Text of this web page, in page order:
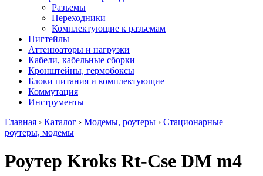
Разъемы
Переходники
Комплектующие к разъемам
Пигтейлы
Аттенюаторы и нагрузки
Кабели, кабельные сборки
Кронштейны, гермобоксы
Блоки питания и комплектующие
Коммутация
Инструменты
Главная › Каталог › Модемы, роутеры › Стационарные
роутеры, модемы
Роутер Kroks Rt-Cse DM m4